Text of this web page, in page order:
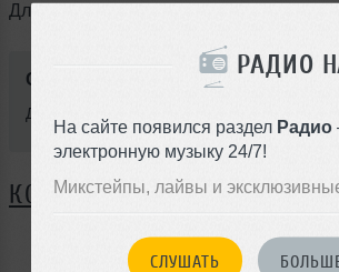
РАДИО
На сайте появился раздел Радио
электронную музыку 24/7!
Микстейпы, лайвы и
СЛУШАТЬ
Для тех, кому близок Deep
Стиль:
Добавлен: 26 февраля 2011, 19:38
КОММЕНТАРИИ